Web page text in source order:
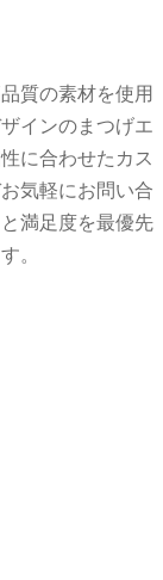
質の素材を使用
インのまつげエ
に合わせたカス
気軽にお問い合
満足度を最優先
。